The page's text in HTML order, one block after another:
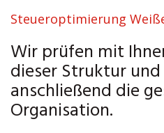
Steueroptimierung
Wir prüfen mit
dieser Struktur
anschließend die
Organisation.